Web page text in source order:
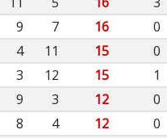
9 7 16 0
4 11 15 0
3 12 15 1
9 3 12 0
8 4 12 0